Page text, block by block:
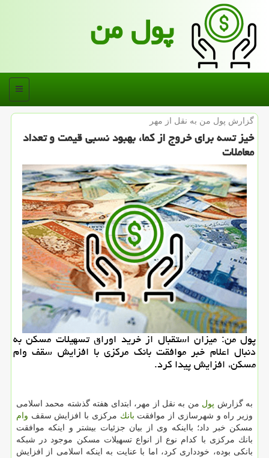
پول من
منو
گزارش پول من به نقل از مهر
خیز تسه برای خروج از كما، بهبود نسبی قیمت و تعداد
معاملات
پول من: میزان استقبال از خرید اوراق تسهیلات مسكن به
دنبال اعلام خبر موافقت بانك مركزی با افزایش سقف وام
مسكن، افزایش پیدا كرد.
به گزارش پول من به نقل از مهر، ابتدای هفته گذشته محمد اسلامی
وزیر راه و شهرسازی از موافقت بانك مركزی با افزایش سقف وام
مسكن خبر داد؛ بااینكه وی از بیان جزئیات بیشتر و اینكه موافقت
بانك مركزی با كدام نوع از انواع تسهیلات مسكن موجود در شبكه
بانكی بوده، خودداری كرد، اما با عنایت به اینكه اسلامی از افزایش